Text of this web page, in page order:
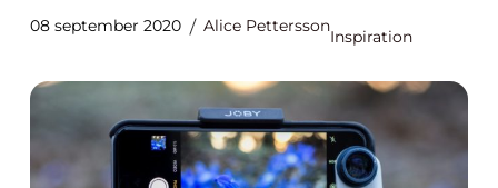
08 september 2020 Alice Pettersson
Inspiration